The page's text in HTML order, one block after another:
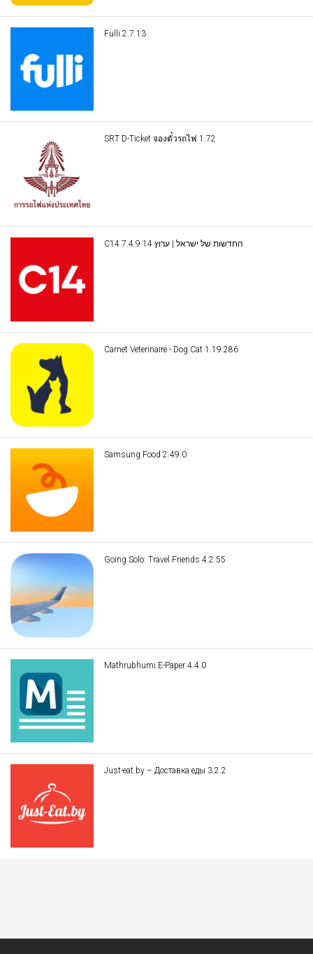
Fulli 2.7.13
SRT D-Ticket จองตั๋วรถไฟ 1.72
C14 החדשות של ישראל | ערוץ 14 7.4.9
Carnet Veterinaire - Dog Cat 1.19.286
Samsung Food 2.49.0
Going Solo: Travel Friends 4.2.55
Mathrubhumi E-Paper 4.4.0
Just-eat.by – Доставка еды 3.2.2